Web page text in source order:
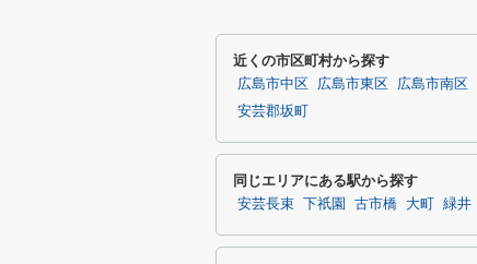
近くの市区町村から探す
広島市中区 広島市東区 広島市南区
安芸郡坂町
同じエリアにある駅から探す
安芸長束 下祇園 古市橋 大町 緑井